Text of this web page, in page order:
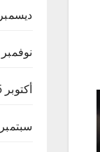
ديسمبر 2025
نوفمبر 2025
أكتوبر 2025
سبتمبر 2025